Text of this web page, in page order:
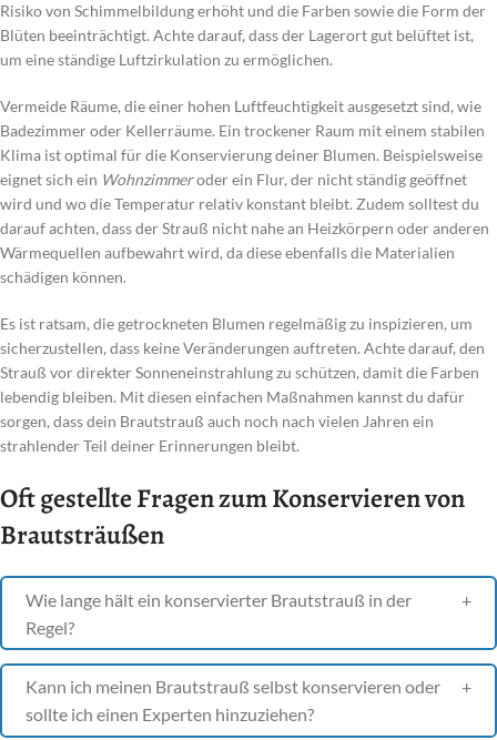
Risiko von Schimmelbildung erhöht und die Farben sowie die Form der
Blüten beeinträchtigt. Achte darauf, dass der Lagerort gut belüftet ist,
um eine ständige Luftzirkulation zu ermöglichen.
Vermeide Räume, die einer hohen Luftfeuchtigkeit ausgesetzt sind, wie
Badezimmer oder Kellerräume. Ein trockener Raum mit einem stabilen
Klima ist optimal für die Konservierung deiner Blumen. Beispielsweise
eignet sich ein Wohnzimmeroder ein Flur, der nicht ständig geöffnet
wird und wo die Temperatur relativ konstant bleibt. Zudem solltest du
darauf achten, dass der Strauß nicht nahe an Heizkörpern oder anderen
Wärmequellen aufbewahrt wird, da diese ebenfalls die Materialien
schädigen können.
Es ist ratsam, die getrockneten Blumen regelmäßig zu inspizieren, um
sicherzustellen, dass keine Veränderungen auftreten. Achte darauf, den
Strauß vor direkter Sonneneinstrahlung zu schützen, damit die Farben
lebendig bleiben. Mit diesen einfachen Maßnahmen kannst du dafür
sorgen, dass dein Brautstrauß auch noch nach vielen Jahren ein
strahlender Teil deiner Erinnerungen bleibt.
Oft gestellte Fragen zum Konservieren von
Brautsträußen
Wie lange hält ein konservierter Brautstrauß in der
Regel?
Kann ich meinen Brautstrauß selbst konservieren oder
sollte ich einen Experten hinzuziehen?